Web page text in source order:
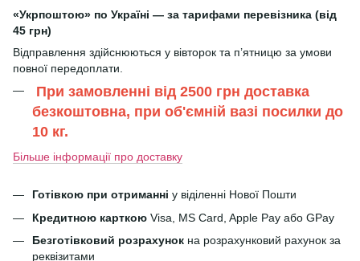
«Укрпоштою» по Україні — за тарифами перевізника (від
45 грн)
Відправлення здійснюються у вівторок та п’ятницю за умови
повної передоплати.
При замовленні від 2500 грн доставка
безкоштовна, при об'ємній вазі посилки до
10 кг.
Більше інформації про доставку
Готівкою при отриманні у віділенні Нової Пошти
Кредитною карткою Visa, MS Card, Apple Pay або GPay
Безготівковий розрахунок на розрахунковий рахунок за
реквізитами